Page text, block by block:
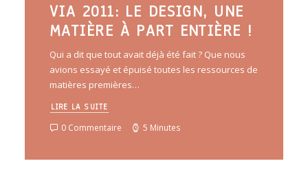
VIA 2011: LE DESIGN, UNE
MATIÈRE À PART ENTIÈRE !
Qui a dit que tout avait déjà été fait ? Que nous
avions essayé et épuisé toutes les ressources de
matières premières…
LIRE LA SUITE
0 Commentaire 5 Minutes